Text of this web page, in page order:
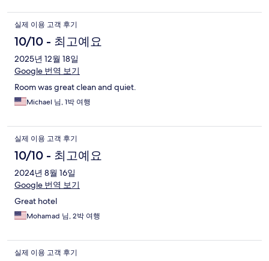
실제 이용 고객 후기
10/10 - 최고예요
2025년 12월 18일
Google 번역 보기
Room was great clean and quiet.
Michael 님, 1박 여행
실제 이용 고객 후기
10/10 - 최고예요
2024년 8월 16일
Google 번역 보기
Great hotel
Mohamad 님, 2박 여행
실제 이용 고객 후기